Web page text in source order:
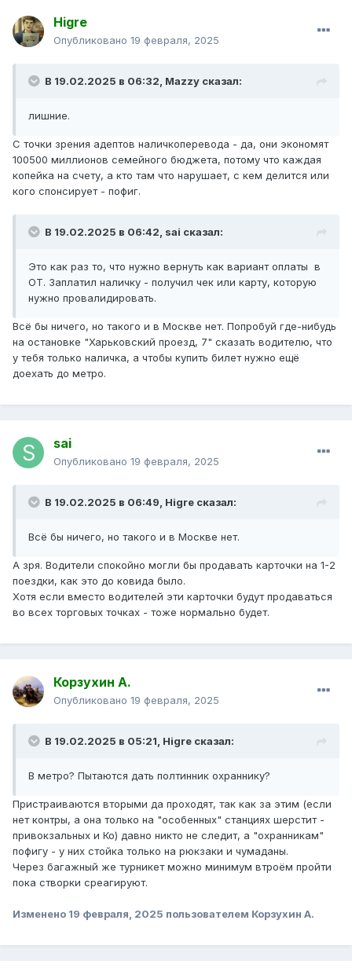
Higre
Опубликовано 19 февраля, 2025
В 19.02.2025 в 06:32, Mazzy сказал:
лишние.
С точки зрения адептов наличкоперевода - да, они экономят
100500 миллионов семейного бюджета, потому что каждая
копейка на счету, а кто там что нарушает, с кем делится или
кого спонсирует - пофиг.
В 19.02.2025 в 06:42, sai сказал:
Это как раз то, что нужно вернуть как вариант оплаты в
ОТ. Заплатил наличку - получил чек или карту, которую
нужно провалидировать.
Всё бы ничего, но такого и в Москве нет. Попробуй где-нибудь
на остановке "Харьковский проезд, 7" сказать водителю, что
у тебя только наличка, а чтобы купить билет нужно ещё
доехать до метро.
sai
Опубликовано 19 февраля, 2025
В 19.02.2025 в 06:49, Higre сказал:
Всё бы ничего, но такого и в Москве нет.
А зря. Водители спокойно могли бы продавать карточки на 1-2
поездки, как это до ковида было.
Хотя если вместо водителей эти карточки будут продаваться
во всех торговых точках - тоже нормально будет.
Корзухин А.
Опубликовано 19 февраля, 2025
В 19.02.2025 в 05:21, Higre сказал:
В метро? Пытаются дать полтинник охраннику?
Пристраиваются вторыми да проходят, так как за этим (если
нет контры, а она только на "особенных" станциях шерстит -
привокзальных и Ко) давно никто не следит, а "охранникам"
пофигу - у них стойка только на рюкзаки и чумаданы.
Через багажный же турникет можно минимум втроём пройти
пока створки среагируют.
Изменено 19 февраля, 2025 пользователем Корзухин А.